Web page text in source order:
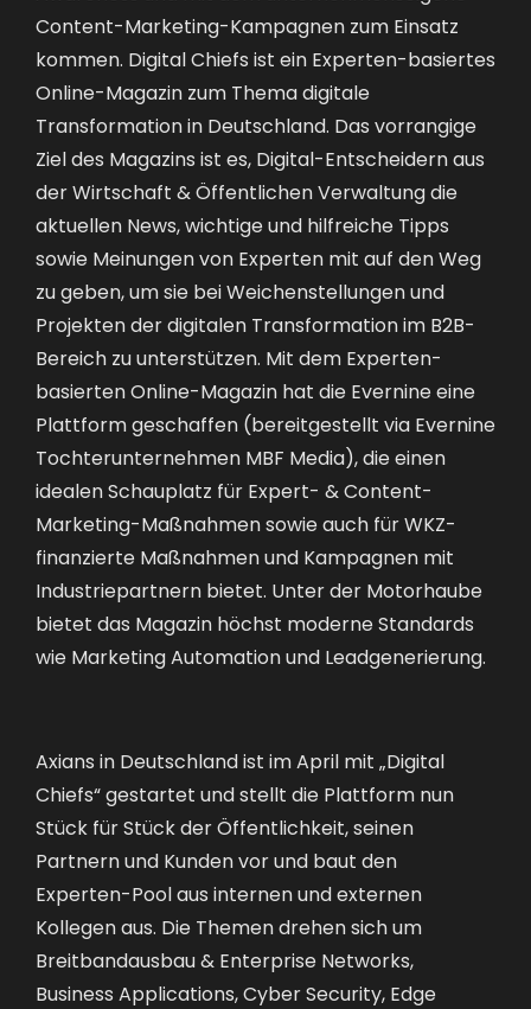
Content-Marketing-Kampagnen zum Einsatz
kommen. Digital Chiefs ist ein Experten-basiertes
Online-Magazin zum Thema digitale
Transformation in Deutschland. Das vorrangige
Ziel des Magazins ist es, Digital-Entscheidern aus
der Wirtschaft & Öffentlichen Verwaltung die
aktuellen News, wichtige und hilfreiche Tipps
sowie Meinungen von Experten mit auf den Weg
zu geben, um sie bei Weichenstellungen und
Projekten der digitalen Transformation im B2B-
Bereich zu unterstützen. Mit dem Experten-
basierten Online-Magazin hat die Evernine eine
Plattform geschaffen (bereitgestellt via Evernine
Tochterunternehmen MBF Media), die einen
idealen Schauplatz für Expert- & Content-
Marketing-Maßnahmen sowie auch für WKZ-
finanzierte Maßnahmen und Kampagnen mit
Industriepartnern bietet. Unter der Motorhaube
bietet das Magazin höchst moderne Standards
wie Marketing Automation und Leadgenerierung.
Axians in Deutschland ist im April mit „Digital
Chiefs“ gestartet und stellt die Plattform nun
Stück für Stück der Öffentlichkeit, seinen
Partnern und Kunden vor und baut den
Experten-Pool aus internen und externen
Kollegen aus. Die Themen drehen sich um
Breitbandausbau & Enterprise Networks,
Business Applications, Cyber Security, Edge